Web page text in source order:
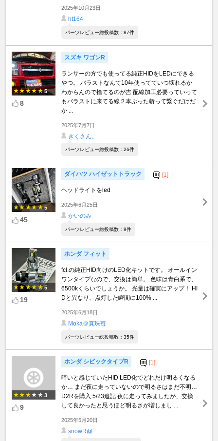
2025年10月23日
ht164
パーツレビュー総投稿数：87件
5
8
スズキ ワゴンR
ランサーの方でも使ってる純正HIDをLEDにできる
やつ。 バラストなんて10年使ってていつ壊れるか
わからんので捨てるのが吉 配線加工必要っていって
もバラストに来てる線２本ぶった斬って繋ぐだけだ
か ...
2025年7月7日
きくさん。
パーツレビュー総投稿数：26件
5
45
ダイハツ ハイゼットトラック [1]
ヘッドライトをled
2025年6月25日
かいのみ
パーツレビュー総投稿数：9件
5
19
ホンダ フィット
fcl.の純正HID向けのLED化キットです。 オールイン
ワンタイプなので、交換は簡単。 色味は青白系で、
6500kくらいでしょうか。 光量は確実にアップ！ HI
Dと異なり、点灯した瞬間に100% ...
2025年6月18日
Moka＠真珠苺
パーツレビュー総投稿数：35件
3
9
ホンダ シビックタイプR [1]
暗いと感じていたHID LED化でどれだけ明るくなる
か… まだ夜に走っていないので明るさはまだ不明…
D2Rを購入 5/23追記 夜に走ってみましたが、交換
して良かったと思うほど明るさが増しまし ...
2025年5月20日
snowR@